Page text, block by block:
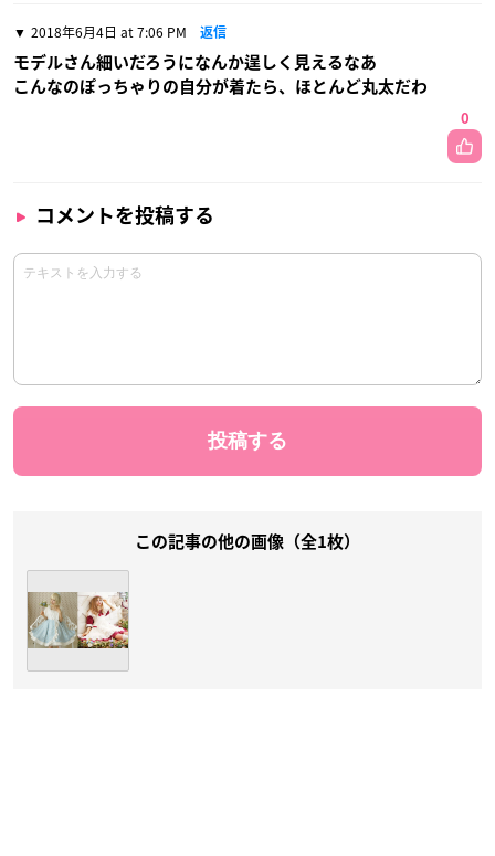
2018年6月4日 at 7:06 PM 返信
モデルさん細いだろうになんか逞しく見えるなあ
こんなのぽっちゃりの自分が着たら、ほとんど丸太だわ
0
コメントを投稿する
この記事の他の画像（全1枚）